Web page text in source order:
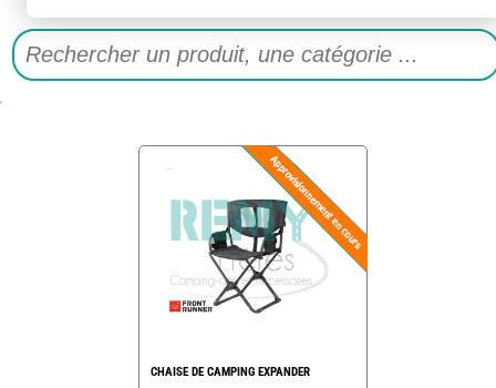
CHAISE DE CAMPING EXPANDER